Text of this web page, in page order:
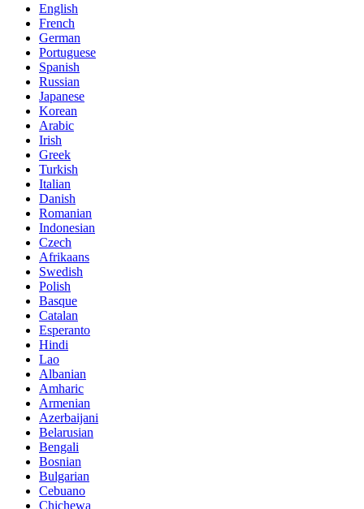
English
French
German
Portuguese
Spanish
Russian
Japanese
Korean
Arabic
Irish
Greek
Turkish
Italian
Danish
Romanian
Indonesian
Czech
Afrikaans
Swedish
Polish
Basque
Catalan
Esperanto
Hindi
Lao
Albanian
Amharic
Armenian
Azerbaijani
Belarusian
Bengali
Bosnian
Bulgarian
Cebuano
Chichewa